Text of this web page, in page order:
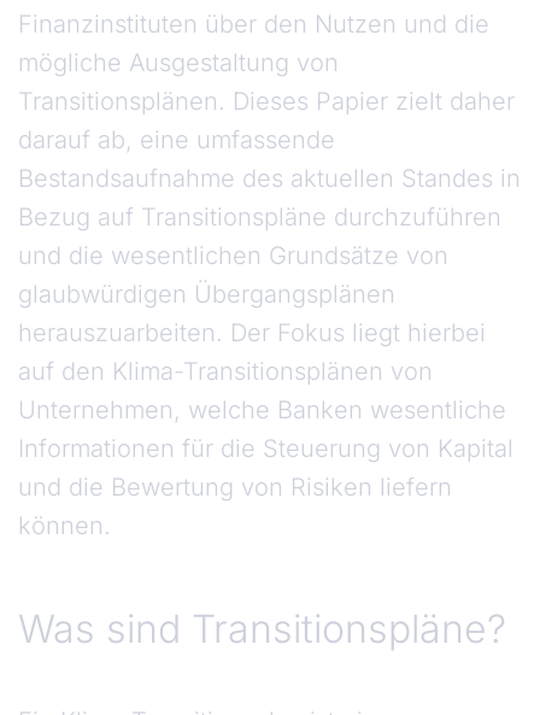
Finanzinstituten über den Nutzen und die
mögliche Ausgestaltung von
Transitionsplänen. Dieses Papier zielt daher
darauf ab, eine umfassende
Bestandsaufnahme des aktuellen Standes in
Bezug auf Transitionspläne durchzuführen
und die wesentlichen Grundsätze von
glaubwürdigen Übergangsplänen
herauszuarbeiten. Der Fokus liegt hierbei
auf den Klima-Transitionsplänen von
Unternehmen, welche Banken wesentliche
Informationen für die Steuerung von Kapital
und die Bewertung von Risiken liefern
können.
Was sind Transitionspläne?